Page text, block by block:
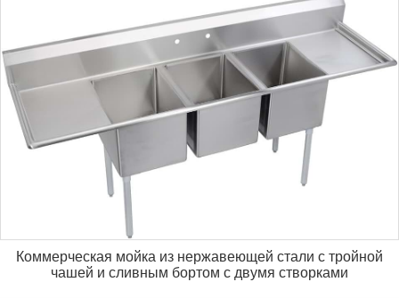
Коммерческая мойка из нержавеющей стали с тройной
чашей и сливным бортом с двумя створками